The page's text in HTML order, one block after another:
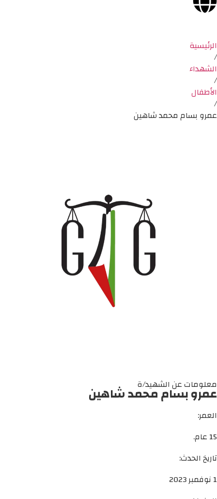
الرئيسية
/
الشهداء
/
الأطفال
/
عمرو بسام محمد شاهين
معلومات عن الشهيد/ة
عمرو بسام محمد شاهين
العمر:
15 عام.
تاريخ الحدث:
1 نوفمبر 2023